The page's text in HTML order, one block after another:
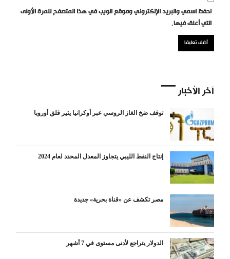
احفظ اسمي والبريد الإلكتروني وموقع الويب في هذا المتصفح للمرة الأولى
التي أعلق فيها.
آخر الأخبار
توقف ضخ الغاز الروسي عبر أوكرانيا يثير قلق أوروبا
إنتاج النفط الليبي يتجاوز المعدل المحدد لعام 2024
مصر تكشف عن «قناة بحرية» جديدة
الدولار يتراجع لأدنى مستوى في 7 أشهر